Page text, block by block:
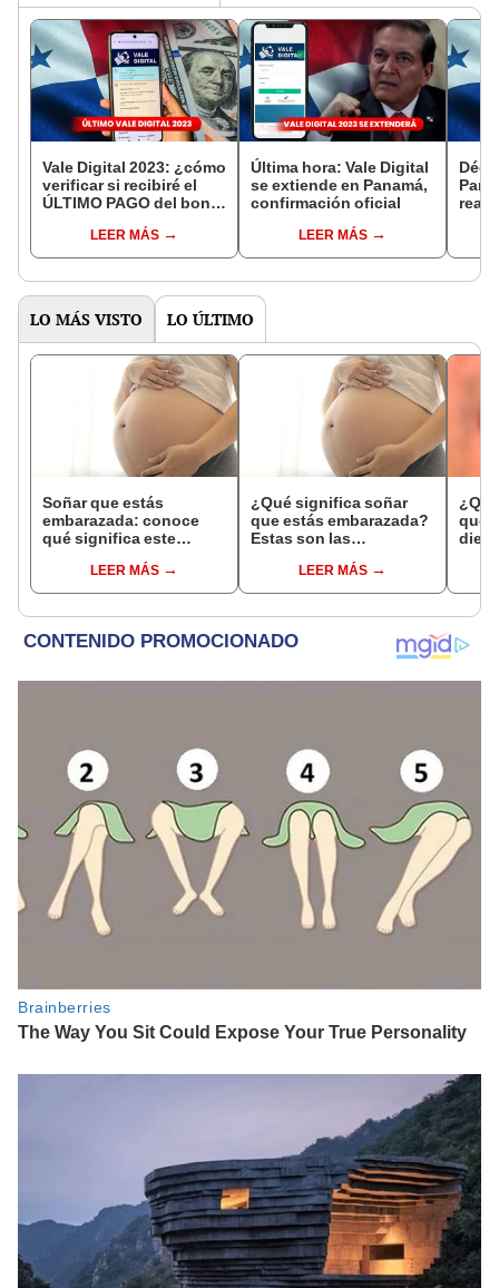
Vale Digital 2023: ¿cómo
verificar si recibiré el
ÚLTIMO PAGO del bono
LEER MÁS
Última hora: Vale Digital
se extiende en Panamá,
confirmación oficial
LEER MÁS
LO MÁS VISTO LO ÚLTIMO
Soñar que estás
embarazada: conoce
qué significa este
LEER MÁS
¿Qué significa soñar
que estás embarazada?
Estas son las
comunesLEER MÁS
que